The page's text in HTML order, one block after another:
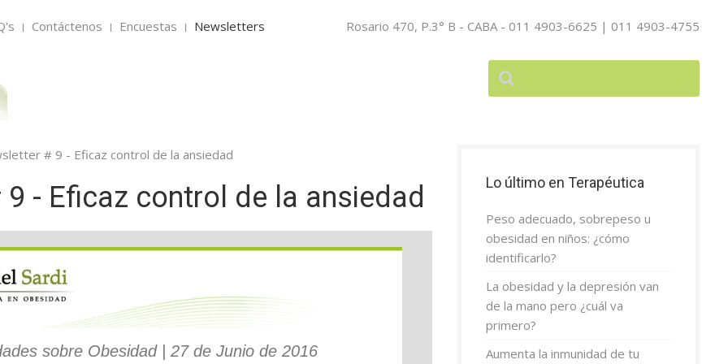
Contáctenos Encuestas Newsletters Rosario 470, P.3° B - CABA - 011 4903-6625 | 011 4903-4755
# 9 - Eficaz control de la ansiedad
- Eficaz control de la ansiedad
sobre Obesidad | 27 de Junio de 2016
Lo último en Terapéutica
Peso adecuado, sobrepeso u
obesidad en niños: ¿cómo
identificarlo?
La obesidad y la depresión van
de la mano pero ¿cuál va
primero?
Aumenta la inmunidad de tu